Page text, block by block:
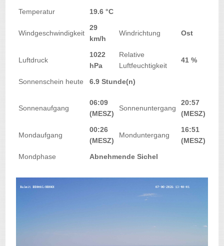
Temperatur
19.6 °C
Windgeschwindigkeit
29
km/h
Windrichtung Ost
Luftdruck
1022
hPa
Relative
Luftfeuchtigkeit
41 %
Sonnenschein heute 6.9 Stunde(n)
Sonnenaufgang
06:09
(MESZ)
Sonnenuntergang
20:57
(MESZ)
Mondaufgang
00:26
(MESZ)
Monduntergang
16:51
(MESZ)
Mondphase
Abnehmende Sichel